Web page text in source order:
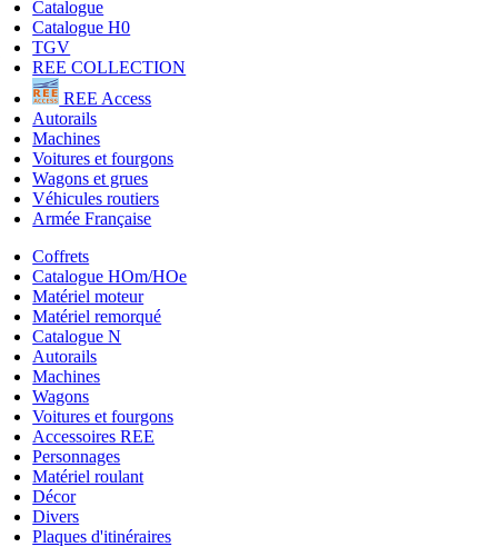
Catalogue
Catalogue H0
TGV
REE COLLECTION
REE Access
Autorails
Machines
Voitures et fourgons
Wagons et grues
Véhicules routiers
Armée Française
Coffrets
Catalogue HOm/HOe
Matériel moteur
Matériel remorqué
Catalogue N
Autorails
Machines
Wagons
Voitures et fourgons
Accessoires REE
Personnages
Matériel roulant
Décor
Divers
Plaques d'itinéraires